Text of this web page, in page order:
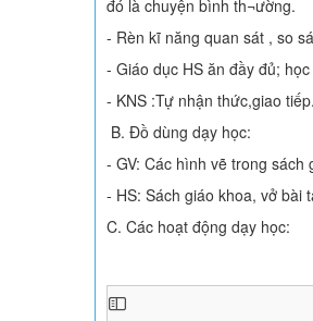
đó là chuyện bình th¬ường.
- Rèn kĩ năng quan sát , so
- Giáo dục HS ăn đầy đủ;
- KNS :Tự nhận thức,giao tiếp.
B. Đồ dùng dạy học:
- GV: Các hình vẽ trong sách
- HS: Sách giáo khoa, vở bài
C. Các hoạt động dạy học: